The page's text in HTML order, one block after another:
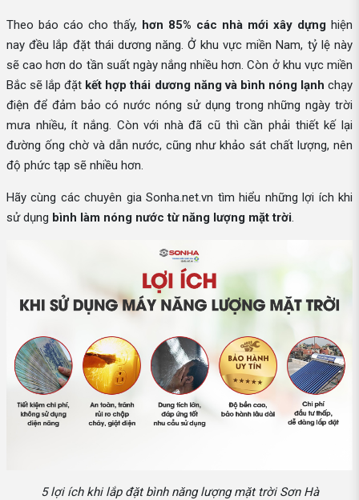
Theo báo cáo cho thấy, hơn 85% các nhà mới xây dựng hiện
nay đều lắp đặt thái dương năng. Ở khu vực miền Nam, tỷ lệ này
sẽ cao hơn do tần suất ngày nắng nhiều hơn. Còn ở khu vực miền
Bắc sẽ lắp đặt kết hợp thái dương năng và bình nóng lạnh chạy
điện để đảm bảo có nước nóng sử dụng trong những ngày trời
mưa nhiều, ít nắng. Còn với nhà đã cũ thì cần phải thiết kế lại
đường ống chờ và dẫn nước, cũng như khảo sát chất lượng, nên
độ phức tạp sẽ nhiều hơn.
Hãy cùng các chuyên gia Sonha.net.vn tìm hiểu những lợi ích khi
sử dụng bình làm nóng nước từ năng lượng mặt trời.
5 lợi ích khi lắp đặt bình năng lượng mặt trời Sơn Hà